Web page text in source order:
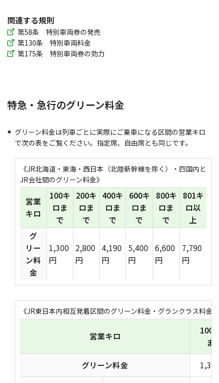
関連する規則
第58条 特別車両券の発売
第130条 特別車両料金
第175条 特別車両券の効力
特急・急行のグリーン料金
グリーン料金は列車ごとに実際にご乗車になる区間の営業キロ
で次の表をご覧ください。指定席、自由席とも同じです。
《JR北海道・東海・西日本（北陸新幹線を除く）・四国内と
JR会社間のグリーン料金》
営業
キロ
100キ
ロま
で
200キ
ロま
で
400キ
ロま
で
600キ
ロま
で
800キ
ロま
で
801キ
ロ以
上
グ
リー
ン料
金
1,300
円
2,800
円
4,190
円
5,400
円
6,600
円
7,790
円
《JR東日本内相互発着区間のグリーン料金・グランクラス料金》
営業キロ
100
ま
グリーン料金